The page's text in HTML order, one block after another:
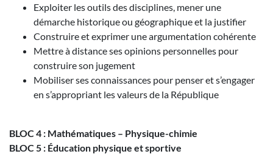
Exploiter les outils des disciplines, mener une
démarche historique ou géographique et la justifier
Construire et exprimer une argumentation cohérente
Mettre à distance ses opinions personnelles pour
construire son jugement
Mobiliser ses connaissances pour penser et s’engager
en s’appropriant les valeurs de la République
BLOC 4 : Mathématiques – Physique-chimie
BLOC 5 : Éducation physique et sportive